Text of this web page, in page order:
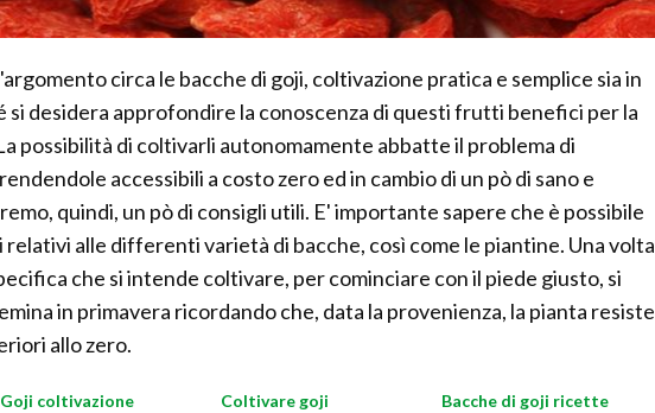
circa le bacche di goji, coltivazione pratica e semplice sia in
si desidera approfondire la conoscenza di questi frutti benefici per la
possibilità di coltivarli autonomamente abbatte il problema di
accessibili a costo zero ed in cambio di un pò di sano e
quindi, un pò di consigli utili. E' importante sapere che è possibile
relativi alle differenti varietà di bacche, così come le piantine. Una volta
che si intende coltivare, per cominciare con il piede giusto, si
in primavera ricordando che, data la provenienza, la pianta resiste
allo zero.
Goji coltivazione Coltivare goji Bacche di goji ricette